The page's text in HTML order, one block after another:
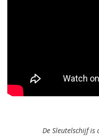
De Sleutelschijf is